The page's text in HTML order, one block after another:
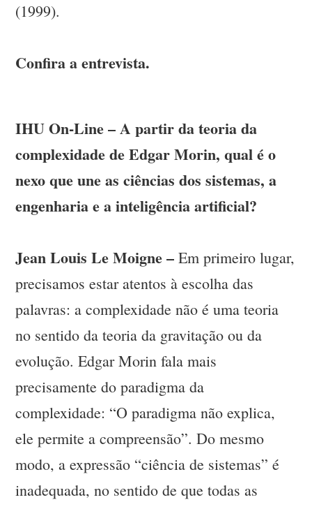
(1999).
Confira a entrevista.
IHU On-Line – A partir da teoria da
complexidade de Edgar Morin, qual é o
nexo que une as ciências dos sistemas, a
engenharia e a inteligência artificial?
Jean Louis Le Moigne – Em primeiro lugar,
precisamos estar atentos à escolha das
palavras: a complexidade não é uma teoria
no sentido da teoria da gravitação ou da
evolução. Edgar Morin fala mais
precisamente do paradigma da
complexidade: “O paradigma não explica,
ele permite a compreensão”. Do mesmo
modo, a expressão “ciência de sistemas” é
inadequada, no sentido de que todas as